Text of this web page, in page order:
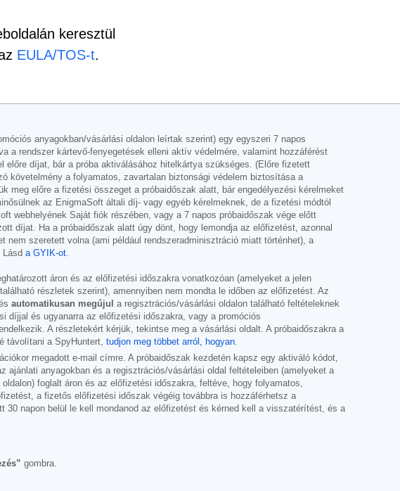
keresztül
EULA/TOS-t.
anyagokban/vásárlási oldalon leírtak szerint) egy egyszeri 7 napos
a rendszer kártevő-fenyegetések elleni aktív védelmére, valamint hozzáférést
díjat, bár a próba aktiválásához hitelkártya szükséges. (Előre fizetett
követelmény a folyamatos, zavartalan biztonsági védelem biztosítása a
meg előre a fizetési összeget a próbaidőszak alatt, bár engedélyezési kérelmeket
az EnigmaSoft általi díj- vagy egyéb kérelmeknek, de a fizetési módtól
webhelyének Saját fiók részében, vagy a 7 napos próbaidőszak vége előtt
díjat. Ha a próbaidőszak alatt úgy dönt, hogy lemondja az előfizetést, azonnal
szeretett volna (ami például rendszeradminisztráció miatt történhet), a
a GYIK-ot.
áron és az előfizetési időszakra vonatkozóan (amelyeket a jelen
részletek szerint), amennyiben nem mondta le időben az előfizetést. Az
automatikusan megújul
a regisztrációs/vásárlási oldalon található feltételeknek
díjjal és ugyanarra az előfizetési időszakra, vagy a promóciós
A részletekért kérjük, tekintse meg a vásárlási oldalt. A próbaidőszakra a
távolítani a SpyHuntert, tudjon meg többet arról, hogyan.
megadott e-mail címre. A próbaidőszak kezdetén kapsz egy aktiváló kódot,
anyagokban és a regisztrációs/vásárlási oldal feltételeiben (amelyeket a
foglalt áron és az előfizetési időszakra, feltéve, hogy folyamatos,
a fizetős előfizetési időszak végéig továbbra is hozzáférhetsz a
napon belül le kell mondanod az előfizetést és kérned kell a visszatérítést, és a
gombra.